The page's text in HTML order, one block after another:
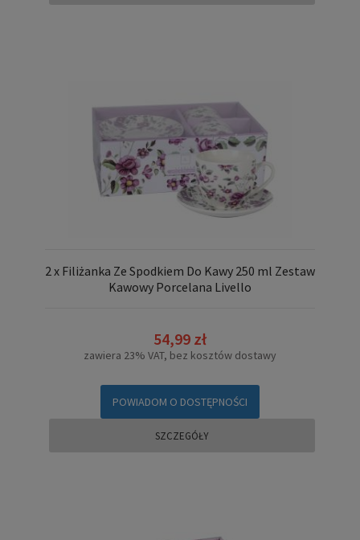
2 x Filiżanka Ze Spodkiem Do Kawy 250 ml Zestaw
Kawowy Porcelana Livello
54,99 zł
zawiera 23% VAT, bez kosztów dostawy
POWIADOM O DOSTĘPNOŚCI
SZCZEGÓŁY